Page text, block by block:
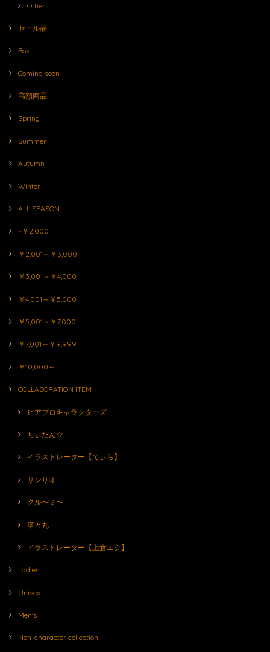
Other
セール品
Box
Coming soon
高額商品
Spring
Summer
Autumn
Winter
ALL SEASON
~￥2,000
￥2,001～￥3,000
￥3,001～￥4,000
￥4,001～￥5,000
￥5,001～￥7,000
￥7,001～￥9,999
￥10,000～
COLLABORATION ITEM
ピアプロキャラクターズ
ちぃたん☆
イラストレーター【てぃら】
サンリオ
グル〜ミ〜
寧々丸
イラストレーター【上倉エク】
Ladies
Unisex
Men's
Non-character collection